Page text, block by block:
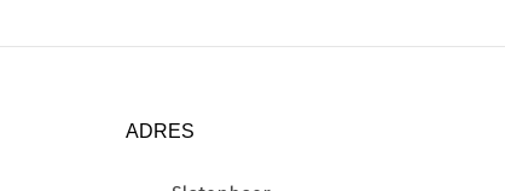
ADRES